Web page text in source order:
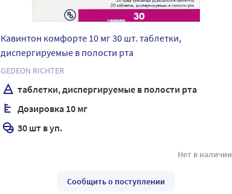
Кавинтон комфорте 10 мг 30 шт. таблетки,
диспергируемые в полости рта
GEDEON RICHTER
таблетки, диспергируемые в полости рта
Дозировка 10 мг
30 шт в уп.
Нет в наличии
Сообщить о поступлении